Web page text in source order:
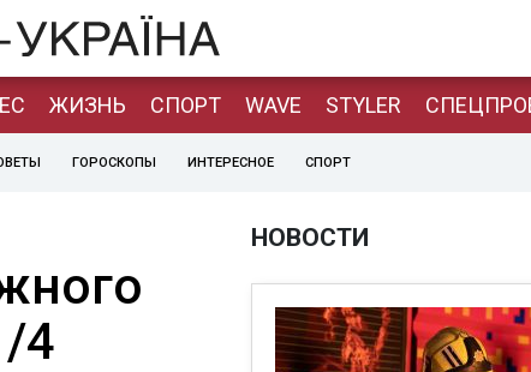
ЖИЗНЬ СПОРТ WAVE STYLER
ГОРОСКОПЫ ИНТЕРЕСНОЕ СПОРТ
4
НОВОСТИ